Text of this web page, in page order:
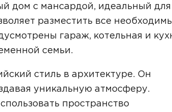
дом с мансардой, идеальный для
разместить все
гараж, котельная и
семьи.
стиль в архитектуре. Он
уникальную атмосферу.
пространство
Звонок
персональных данныхи подтверждаю, что